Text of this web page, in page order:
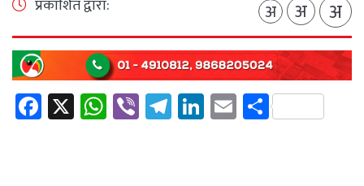
प्रकाशित द्वारा: अ अ अ
Facebook
X WhatsApp
ViberTelegram
LinkedIn
EmailShare